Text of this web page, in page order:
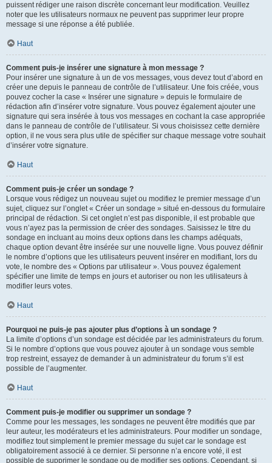
puissent rédiger une raison discrète concernant leur modification. Veuillez
noter que les utilisateurs normaux ne peuvent pas supprimer leur propre
message si une réponse a été publiée.
Haut
Comment puis-je insérer une signature à mon message ?
Pour insérer une signature à un de vos messages, vous devez tout d’abord en
créer une depuis le panneau de contrôle de l’utilisateur. Une fois créée, vous
pouvez cocher la case « Insérer une signature » depuis le formulaire de
rédaction afin d’insérer votre signature. Vous pouvez également ajouter une
signature qui sera insérée à tous vos messages en cochant la case appropriée
dans le panneau de contrôle de l’utilisateur. Si vous choisissez cette dernière
option, il ne vous sera plus utile de spécifier sur chaque message votre souhait
d’insérer votre signature.
Haut
Comment puis-je créer un sondage ?
Lorsque vous rédigez un nouveau sujet ou modifiez le premier message d’un
sujet, cliquez sur l’onglet « Créer un sondage » situé en-dessous du formulaire
principal de rédaction. Si cet onglet n’est pas disponible, il est probable que
vous n’ayez pas la permission de créer des sondages. Saisissez le titre du
sondage en incluant au moins deux options dans les champs adéquats,
chaque option devant être insérée sur une nouvelle ligne. Vous pouvez définir
le nombre d’options que les utilisateurs peuvent insérer en modifiant, lors du
vote, le nombre des « Options par utilisateur ». Vous pouvez également
spécifier une limite de temps en jours et autoriser ou non les utilisateurs à
modifier leurs votes.
Haut
Pourquoi ne puis-je pas ajouter plus d’options à un sondage ?
La limite d’options d’un sondage est décidée par les administrateurs du forum.
Si le nombre d’options que vous pouvez ajouter à un sondage vous semble
trop restreint, essayez de demander à un administrateur du forum s’il est
possible de l’augmenter.
Haut
Comment puis-je modifier ou supprimer un sondage ?
Comme pour les messages, les sondages ne peuvent être modifiés que par
leur auteur, les modérateurs et les administrateurs. Pour modifier un sondage,
modifiez tout simplement le premier message du sujet car le sondage est
obligatoirement associé à ce dernier. Si personne n’a encore voté, il est
possible de supprimer le sondage ou de modifier ses options. Cependant, si